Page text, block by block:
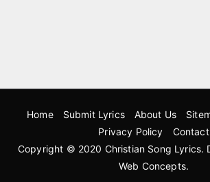
Home Submit Lyrics About Us
Privacy Policy
Contact
Copyright © 2020 Christian Song Lyrics.
Web Concepts.